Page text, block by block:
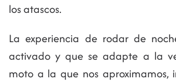
los atascos.
La experiencia de rodar de
activado y que se adapte a la
moto a la que nos aproximamos,